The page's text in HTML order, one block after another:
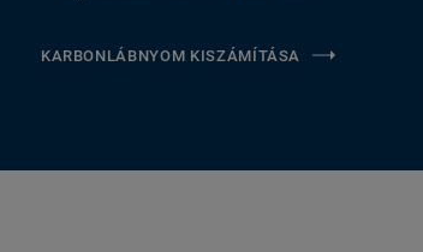
KARBONLÁBNYOM KISZÁMÍTÁSA